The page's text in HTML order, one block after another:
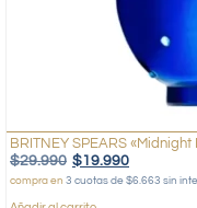
BRITNEY SPEARS «Midnight
$29.990 $19.990
compra en 3 cuotas de $6.663 sin